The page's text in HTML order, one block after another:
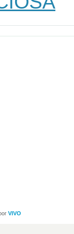
VIVO